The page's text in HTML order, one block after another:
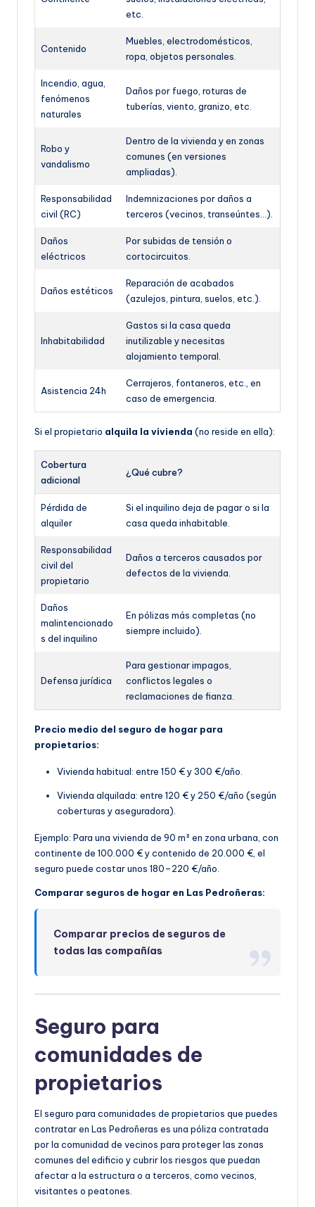
etc.
Contenido
Muebles, electrodomésticos,
ropa, objetos personales.
Incendio, agua,
fenómenos
naturales
Daños por fuego, roturas de
tuberías, viento, granizo, etc.
Robo y
vandalismo
Dentro de la vivienda y en zonas
comunes (en versiones
ampliadas).
Responsabilidad
civil (RC)
Indemnizaciones por daños a
terceros (vecinos, transeúntes…).
Daños
eléctricos
Por subidas de tensión o
cortocircuitos.
Daños estéticos
Reparación de acabados
(azulejos, pintura, suelos, etc.).
Inhabitabilidad
Gastos si la casa queda
inutilizable y necesitas
alojamiento temporal.
Asistencia 24h
Cerrajeros, fontaneros, etc., en
caso de emergencia.
Si el propietario alquila la vivienda (no reside en ella):
Cobertura
adicional
¿Qué cubre?
Pérdida de
alquiler
Si el inquilino deja de pagar o si la
casa queda inhabitable.
Responsabilidad
civil del
propietario
Daños a terceros causados por
defectos de la vivienda.
Daños
malintencionado
s del inquilino
En pólizas más completas (no
siempre incluido).
Defensa jurídica
Para gestionar impagos,
conflictos legales o
reclamaciones de fianza.
Precio medio del seguro de hogar para
propietarios:
Vivienda habitual: entre 150 € y 300 €/año.
Vivienda alquilada: entre 120 € y 250 €/año (según
coberturas y aseguradora).
Ejemplo: Para una vivienda de 90 m² en zona urbana, con
continente de 100.000 € y contenido de 20.000 €, el
seguro puede costar unos 180–220 €/año.
Comparar seguros de hogar en Las Pedroñeras:
Comparar precios de seguros de
todas las compañías
Seguro para
comunidades de
propietarios
El seguro para comunidades de propietarios que puedes
contratar en Las Pedroñeras es una póliza contratada
por la comunidad de vecinos para proteger las zonas
comunes del edificio y cubrir los riesgos que puedan
afectar a la estructura o a terceros, como vecinos,
visitantes o peatones.